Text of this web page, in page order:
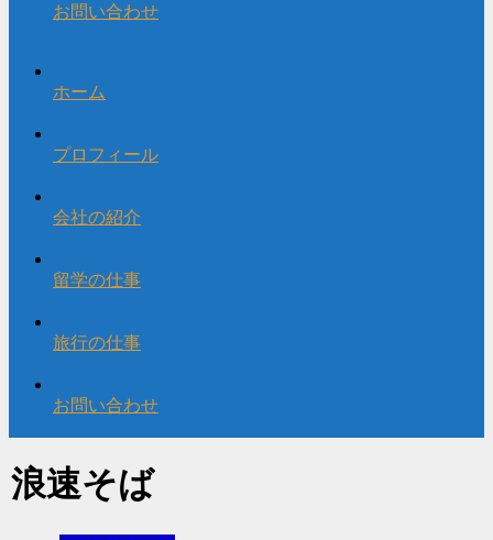
お問い合わせ
ホーム
プロフィール
会社の紹介
留学の仕事
旅行の仕事
お問い合わせ
浪速そば